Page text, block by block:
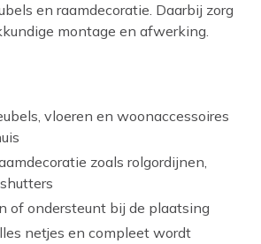
en raamdecoratie. Daarbij zorg
montage en afwerking.
vloeren en woonaccessoires
zoals rolgordijnen,
of ondersteunt bij de plaatsing
netjes en compleet wordt